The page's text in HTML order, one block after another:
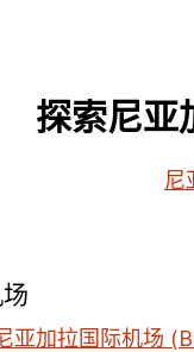
探索尼亚
尼
亚加拉国际机场